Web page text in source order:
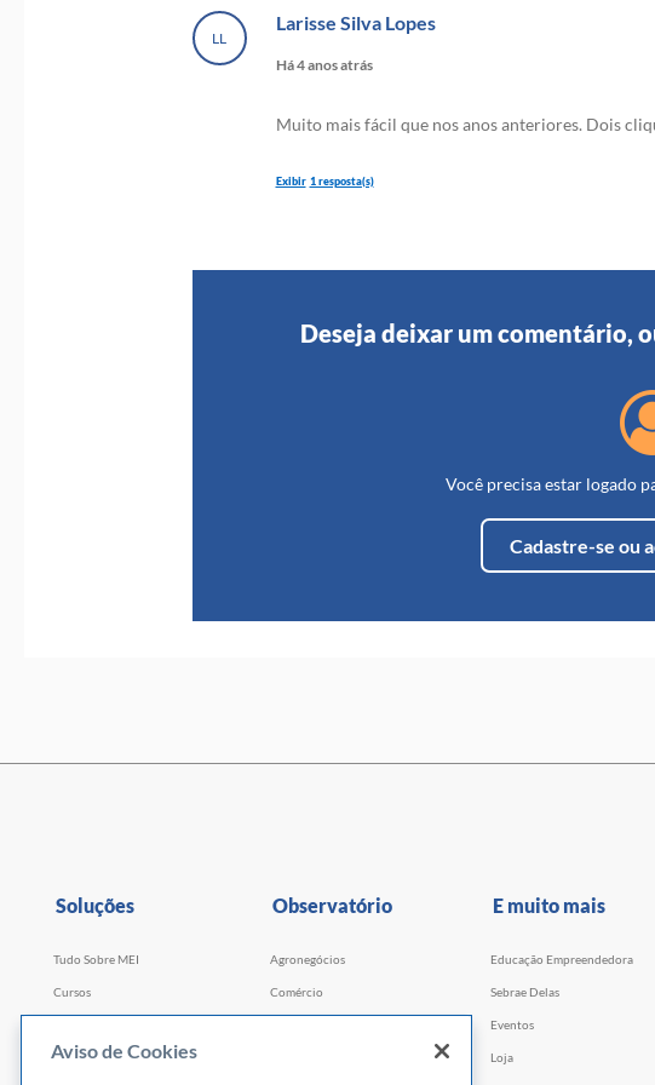
br/canais_atendimento Abraços!
LL
Larisse Silva Lopes
Há 4 anos atrás
Muito mais fácil que nos anos anteriores. Dois
1 resposta(s)
Deseja deixar um comentário,
Você precisa estar logado
Cadastre-se ou
Soluções
Tudo Sobre MEI
Cursos
Consultorias
Observatório
Agronegócios
Comércio
E muito mais
Educação Empreendedora
Sebrae Delas
Eventos
Loja
Aviso de Cookies